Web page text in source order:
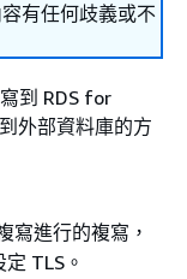
有任何歧義或不
到 RDS for
外部資料庫的方
寫進行的複寫，
定 TLS。